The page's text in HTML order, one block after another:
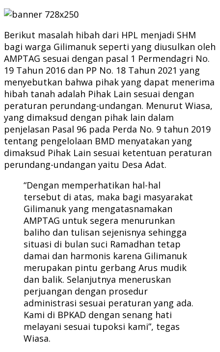
Berikut masalah hibah dari HPL menjadi SHM
bagi warga Gilimanuk seperti yang diusulkan oleh
AMPTAG sesuai dengan pasal 1 Permendagri No.
19 Tahun 2016 dan PP No. 18 Tahun 2021 yang
menyebutkan bahwa pihak yang dapat menerima
hibah tanah adalah Pihak Lain sesuai dengan
peraturan perundang-undangan. Menurut Wiasa,
yang dimaksud dengan pihak lain dalam
penjelasan Pasal 96 pada Perda No. 9 tahun 2019
tentang pengelolaan BMD menyatakan yang
dimaksud Pihak Lain sesuai ketentuan peraturan
perundang-undangan yaitu Desa Adat.
“Dengan memperhatikan hal-hal
tersebut di atas, maka bagi masyarakat
Gilimanuk yang mengatasnamakan
AMPTAG untuk segera menurunkan
baliho dan tulisan sejenisnya sehingga
situasi di bulan suci Ramadhan tetap
damai dan harmonis karena Gilimanuk
merupakan pintu gerbang Arus mudik
dan balik. Selanjutnya meneruskan
perjuangan dengan prosedur
administrasi sesuai peraturan yang ada.
Kami di BPKAD dengan senang hati
melayani sesuai tupoksi kami”, tegas
Wiasa.